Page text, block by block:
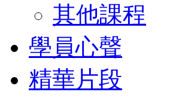
其他課程
學員心聲
精華片段